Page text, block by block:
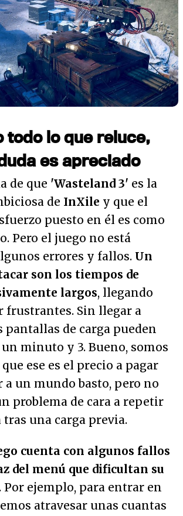
todo lo que reluce,
es apreciado
de que 'Wasteland 3' es la
de InXile y que el
puesto en él es como
Pero el juego no está
errores y fallos. Un
son los tiempos de
largos, llegando
frustrantes. Sin llegar a
pantallas de carga pueden
minuto y 3. Bueno, somos
ese es el precio a pagar
a un mundo basto, pero no
problema de cara a repetir
tras una carga previa.
cuenta con algunos fallos
del menú que dificultan su
. Por ejemplo, para entrar en
atravesar unas cuantas